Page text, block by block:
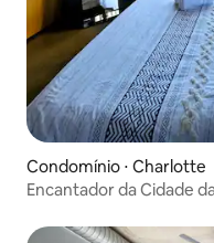
Condomínio ⋅ Charlotte
Encantador da Cidade